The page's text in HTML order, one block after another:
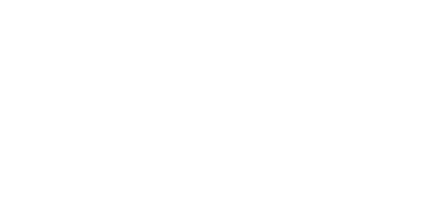
Commerce & AGB & Verträge